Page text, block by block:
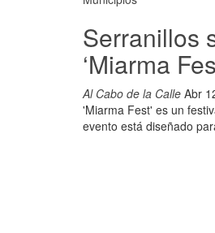
Serranillos
‘Miarma
Al Cabo de la Calle Abr
'Miarma Fest' es un
evento está diseñado